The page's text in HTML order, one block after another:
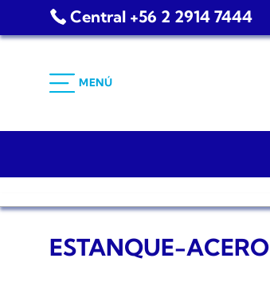
Central +56 2 2914 7444
MENÚ
ESTANQUE-ACERO